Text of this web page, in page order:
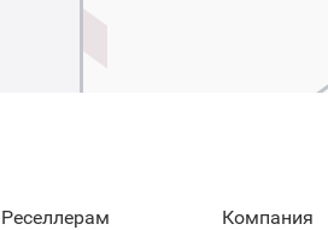
Реселлерам Компания